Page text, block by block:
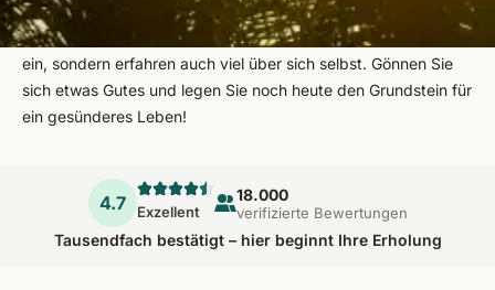
Bedürfnis das passende Programm bereithält. Dabei tauchen
Sie nicht nur in sinnliche Wohlfühlwelten und fremde Kulturen
ein, sondern erfahren auch viel über sich selbst. Gönnen Sie
sich etwas Gutes und legen Sie noch heute den Grundstein für
ein gesünderes Leben!
4.7 Exzellent
18.000
verifizierte Bewertungen
Tausendfach bestätigt – hier beginnt Ihre Erholung